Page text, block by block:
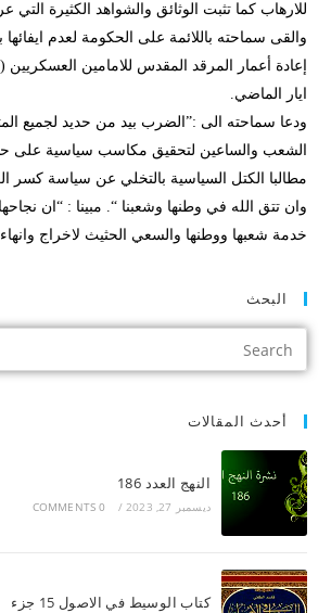
للارهاب كما تثبت الوثائق والشواهد الكثيرة
والقى سماحته باللائمة على الحكومة لعدم
إعادة أعمار المرقد المقدس للامامين العسكريين
ايار الماضي.
ودعا سماحته الى :”الضرب بيد من حديد لجميع
الشعب والساعين لتحقيق مكاسب سياسية على
مطالبا الكتل السياسية بالتخلي عن سياسة كسر
وان تتق الله في وطنها وشعبنا “. مبينا : “ان
خدمة شعبها ووطنها والسعي الحثيث لاخراج وانهاء
البحث
أحدث المقالات
النهج العدد 186
ديسمبر 27, 2023 /
0 COMMENTS
كتاب الوسيط في الاصول 15 جزء